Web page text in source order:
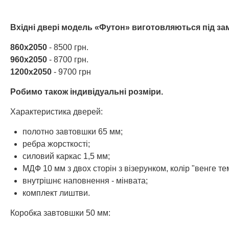
Вхідні двері модель «Футон» виготовляються під
860х2050 - 8500 грн.
960х2050 - 8700 грн.
1200х2050 - 9700 грн
Робимо також індивідуальні розміри.
Характеристика дверей:
полотно завтовшки 65 мм;
ребра жорсткості;
силовий каркас 1,5 мм;
МДФ 10 мм з двох сторін з візерунком, колір "венге
внутрішнє наповнення - мінвата;
комплект лиштви.
Коробка завтовшки 50 мм: